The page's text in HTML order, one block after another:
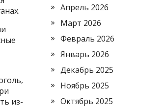
из-
Апрель 2026
Март 2026
Февраль 2026
Январь 2026
Декабрь 2025
Ноябрь 2025
Октябрь 2025